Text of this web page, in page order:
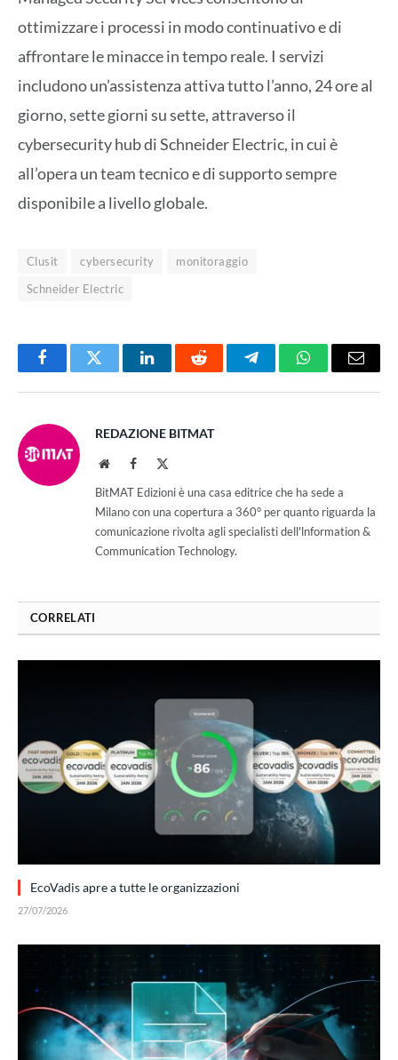
ottimizzare i processi in modo continuativo e di
affrontare le minacce in tempo reale. I servizi
includono un’assistenza attiva tutto l’anno, 24 ore al
giorno, sette giorni su sette, attraverso il
cybersecurity hub di Schneider Electric, in cui è
all’opera un team tecnico e di supporto sempre
disponibile a livello globale.
Clusit cybersecurity
monitoraggio
Schneider Electric
FacebookTwitter LinkedInReddit TelegramWhatsAppEmail
REDAZIONE BITMAT
WebsiteFacebook
BitMAT Edizioni è una casa editrice che ha sede a
Milano con una copertura a 360° per quanto riguarda la
comunicazione rivolta agli specialisti dell'lnformation &
Communication Technology.
CORRELATI
EcoVadis apre a tutte le organizzazioni
27/07/2026